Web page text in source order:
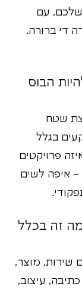
עם
די ברורה,
הבוס
שטח
בגלל
פרויקטים
איפה לשים
זה בכלל
שירות, מוצר,
עיצוב,